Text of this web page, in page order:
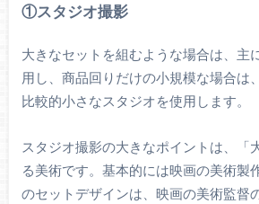
①スタジオ撮影
大きなセットを組むような場合は、主
用し、商品回りだけの小規模な場合は
比較的小さなスタジオを使用します。
スタジオ撮影の大きなポイントは、「
る美術です。基本的には映画の美術製
のセットデザインは、映画の美術監督